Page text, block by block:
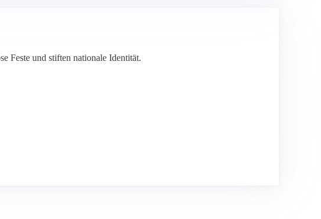
Feste und stiften nationale Identität.